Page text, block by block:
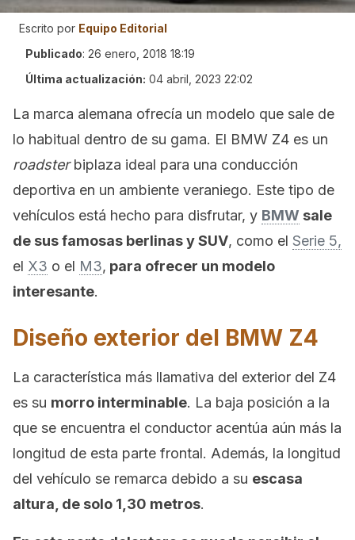
Escrito por Equipo Editorial
Publicado: 26 enero, 2018 18:19
Última actualización: 04 abril, 2023 22:02
La marca alemana ofrecía un modelo que sale de
lo habitual dentro de su gama. El BMW Z4 es un
roadsterbiplaza ideal para una conducción
deportiva en un ambiente veraniego. Este tipo de
vehículos está hecho para disfrutar, y BMW sale
de sus famosas berlinas y SUV, como el Serie 5,
el X3 o el M3, para ofrecer un modelo
interesante.
Diseño exterior del BMW Z4
La característica más llamativa del exterior del Z4
es su morro interminable. La baja posición a la
que se encuentra el conductor acentúa aún más la
longitud de esta parte frontal. Además, la longitud
del vehículo se remarca debido a su escasa
altura, de solo 1,30 metros.